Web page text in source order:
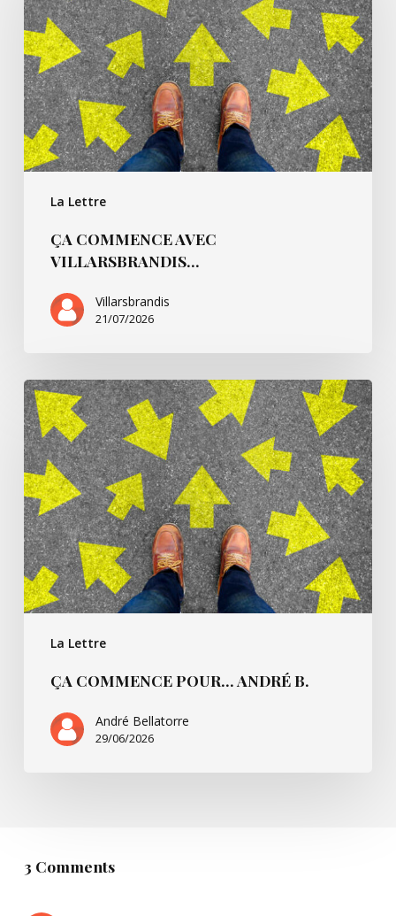
La Lettre
Villarsbrandis…
ÇA COMMENCE AVEC
VILLARSBRANDIS…
Villarsbrandis
21/07/2026
La Lettre
Ça
commence
pour…
André
B.
ÇA COMMENCE POUR… ANDRÉ B.
André Bellatorre
29/06/2026
3 Comments